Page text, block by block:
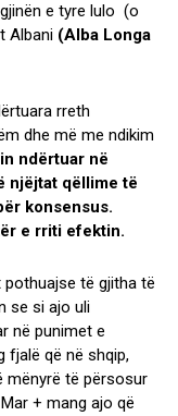
e tyre lulo (o
Albani (Alba Longa
rreth
dhe më me ndikim
ndërtuar në
njëjtat qëllime të
konsensus.
e rriti efektin.
të gjitha të
se si ajo uli
në punimet e
fjalë që në shqip,
mënyrë të përsosur
+ mang ajo që